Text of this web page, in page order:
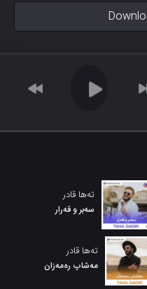
تەها قادر
سەبر و قەرار
تەها قادر
مەشاپ رەمەزان